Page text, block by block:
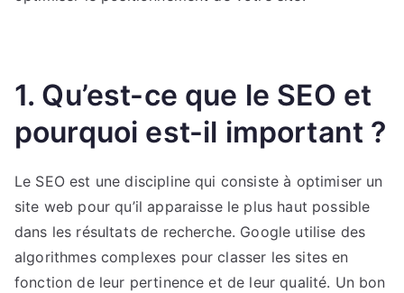
1. Qu’est-ce que le SEO et
pourquoi est-il important ?
Le SEO est une discipline qui consiste à optimiser un
site web pour qu’il apparaisse le plus haut possible
dans les résultats de recherche. Google utilise des
algorithmes complexes pour classer les sites en
fonction de leur pertinence et de leur qualité. Un bon